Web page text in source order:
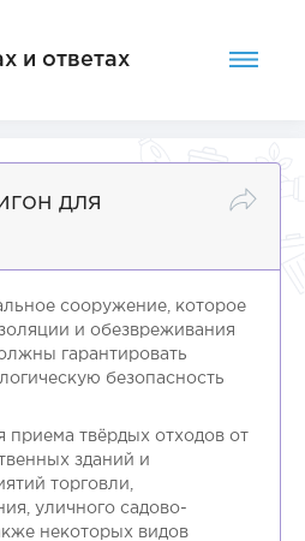
и ответах
для
сооружение, которое
и обезвреживания
гарантировать
безопасность
приема твёрдых отходов от
зданий и
торговли,
уличного садово-
некоторых видов